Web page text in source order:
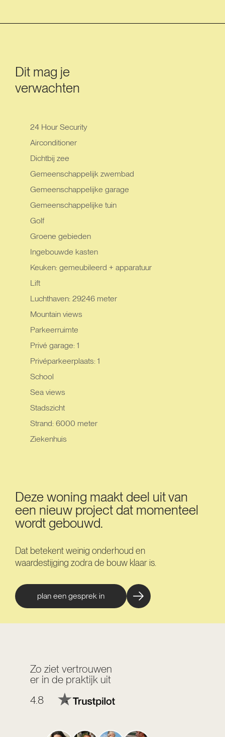
Dit mag je
verwachten
24 Hour Security
Airconditioner
Dichtbij zee
Gemeenschappelijk zwembad
Gemeenschappelijke garage
Gemeenschappelijke tuin
Golf
Groene gebieden
Ingebouwde kasten
Keuken: gemeubileerd + apparatuur
Lift
Luchthaven: 29246 meter
Mountain views
Parkeerruimte
Privé garage: 1
Privéparkeerplaats: 1
School
Sea views
Stadszicht
Strand: 6000 meter
Ziekenhuis
Deze woning maakt deel uit van
een nieuw project dat momenteel
wordt gebouwd.
Dat betekent weinig onderhoud en
waardestijging zodra de bouw klaar is.
plan een gesprek in
Zo ziet vertrouwen
er in de praktijk uit
4.8